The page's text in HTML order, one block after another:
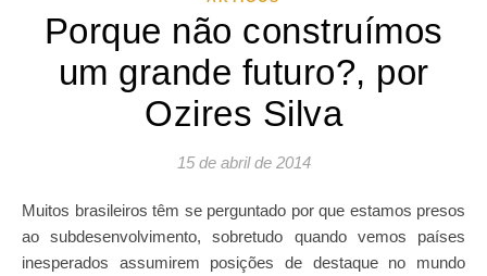
Porque não construímos
um grande futuro?, por
Ozires Silva
15 de abril de 2014
Muitos brasileiros têm se perguntado por que estamos presos
ao subdesenvolvimento, sobretudo quando vemos países
inesperados assumirem posições de destaque no mundo